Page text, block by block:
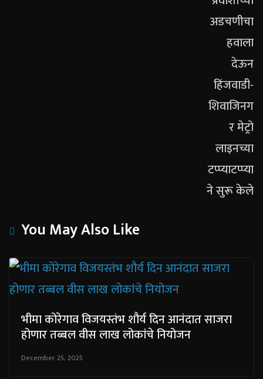
You May Also Like
भीमा कोरेगाव विजयस्तंभ शौर्य दिन आनंदात साजरा
होणार तब्बल वीस लाख लोकांचे नियोजन
December 25, 2025